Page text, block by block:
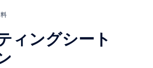
ィングシート